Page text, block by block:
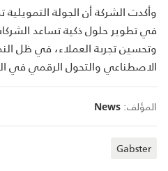
وأكدت الشركة أن الجولة
في تطوير حلول ذكية تساعد
وتحسين تجربة العملاء، في ظل
الاصطناعي والتحول الرقمي في
المؤلف: News
Gabster